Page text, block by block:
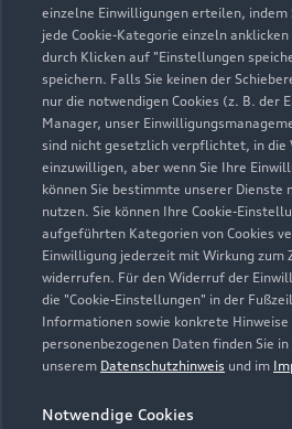
einzelne Einwilligungen erteilen, indem
jede Cookie-Kategorie einzeln
durch Klicken auf "Einstellungen
speichern. Falls Sie keinen der
nur die notwendigen Cookies (z. B. der
Manager, unser
sind nicht gesetzlich verpflichtet, in die
einzuwilligen, aber wenn Sie Ihre
können Sie bestimmte unserer Dienste
nutzen. Sie können Ihre Cookie-
aufgeführten Kategorien von Cookies
Einwilligung jederzeit mit Wirkung zum
widerrufen. Für den Widerruf der
die "Cookie-Einstellungen" in der
Informationen sowie konkrete
personenbezogenen Daten finden Sie
unserem Datenschutzhinweis und im
Notwendige Cookies
Serviceberater kontaktieren
Servicetermin vereinbaren
Tiemeyer Hemer